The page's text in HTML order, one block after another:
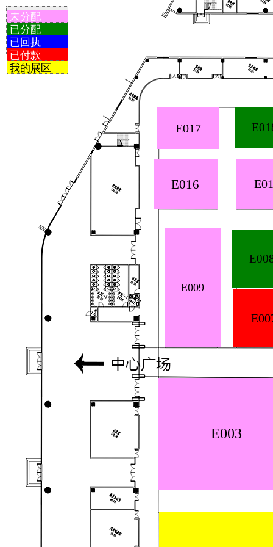
未分配
已分配
已回执
已付款
我的展区
E003
E009
E016
E017